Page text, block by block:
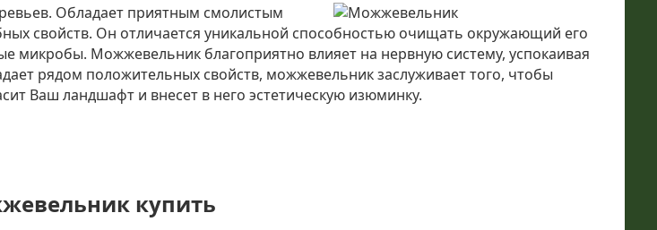
Обладает приятным смолистым
свойств. Он отличается уникальной способностью очищать окружающий его
микробы. Можжевельник благоприятно влияет на нервную систему, успокаивая
рядом положительных свойств, можжевельник заслуживает того, чтобы
Ваш ландшафт и внесет в него эстетическую изюминку.
купить